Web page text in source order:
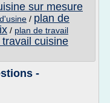
sur mesure
/ plan de
/ plan de travail
travail cuisine
-